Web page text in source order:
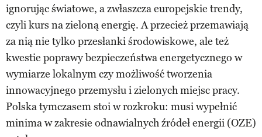
ignorując światowe, a zwłaszcza europejskie trendy,
czyli kurs na zieloną energię. A przecież przemawiają
za nią nie tylko przesłanki środowiskowe, ale też
kwestie poprawy bezpieczeństwa energetycznego w
wymiarze lokalnym czy możliwość tworzenia
innowacyjnego przemysłu i zielonych miejsc pracy.
Polska tymczasem stoi w rozkroku: musi wypełnić
minima w zakresie odnawialnych źródeł energii (OZE)